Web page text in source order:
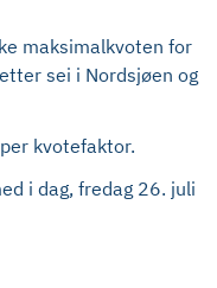
maksimalkvoten for
sei i Nordsjøen og
kvotefaktor.
i dag, fredag 26. juli